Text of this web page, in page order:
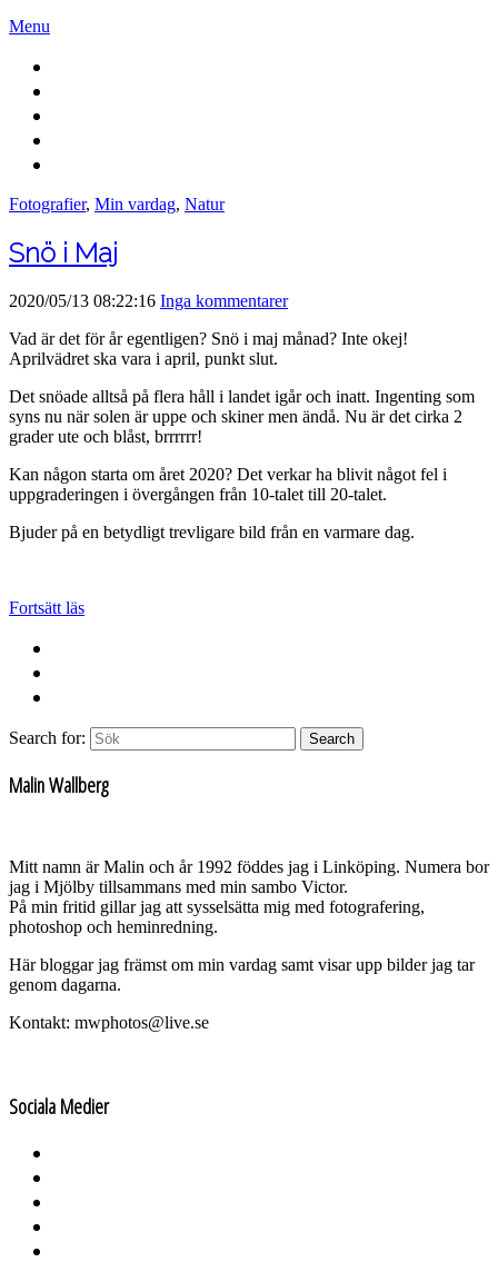
Menu
Fotografier, Min vardag, Natur
Snö i Maj
2020/05/13 08:22:16 Inga kommentarer
Vad är det för år egentligen? Snö i maj månad? Inte okej!
Aprilvädret ska vara i april, punkt slut.
Det snöade alltså på flera håll i landet igår och inatt. Ingenting som
syns nu när solen är uppe och skiner men ändå. Nu är det cirka 2
grader ute och blåst, brrrrrr!
Kan någon starta om året 2020? Det verkar ha blivit något fel i
uppgraderingen i övergången från 10-talet till 20-talet.
Bjuder på en betydligt trevligare bild från en varmare dag.
Fortsätt läs
Search for: Search
Malin Wallberg
Mitt namn är Malin och år 1992 föddes jag i Linköping. Numera bor
jag i Mjölby tillsammans med min sambo Victor.
På min fritid gillar jag att sysselsätta mig med fotografering,
photoshop och heminredning.
Här bloggar jag främst om min vardag samt visar upp bilder jag tar
genom dagarna.
Kontakt: mwphotos@live.se
Sociala Medier